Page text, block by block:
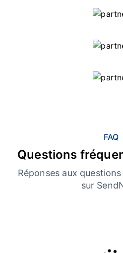
FAQ
Questions
Réponses aux
sur